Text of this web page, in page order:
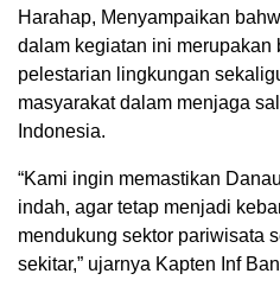
Harahap, Menyampaikan
dalam kegiatan ini merupakan
pelestarian lingkungan
masyarakat dalam menjaga
Indonesia.
“Kami ingin memastikan
indah, agar tetap menjadi
mendukung sektor pariwisata
sekitar,” ujarnya Kapten Inf